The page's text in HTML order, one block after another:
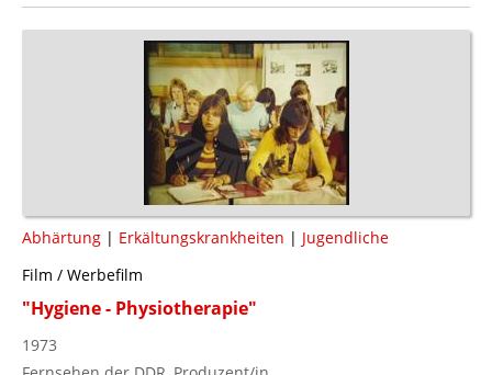
Abhärtung | Erkältungskrankheiten | Jugendliche
Film / Werbefilm
"Hygiene - Physiotherapie"
1973